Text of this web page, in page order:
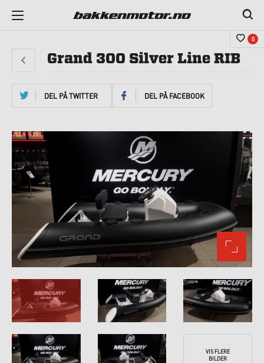
0
DEL PÅ TWITTER DEL PÅ FACEBOOK
Grand 300 Silver Line RIB
VIS FLERE
BILDER